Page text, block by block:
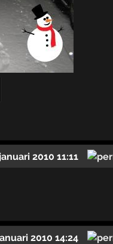
2010 11:11
2010 14:24